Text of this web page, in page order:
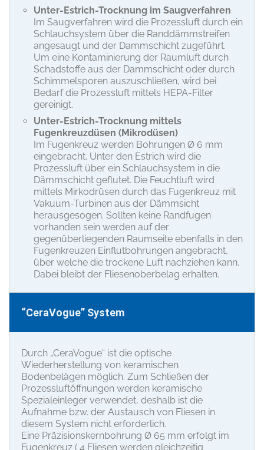
Unter-Estrich-Trocknung im Saugverfahren
Im Saugverfahren wird die Prozessluft durch ein
Schlauchsystem über die Randdämmstreifen
angesaugt und der Dammschicht zugeführt.
Um eine Kontaminierung der Raumluft durch
Schadstoffe aus der Dammschicht oder durch
Schimmelsporen auszuschließen, wird bei
Bedarf die Prozessluft mittels HEPA-Filter
gereinigt.
Unter-Estrich-Trocknung mittels
Fugenkreuzdüsen (Mikrodüsen)
Im Fugenkreuz werden Bohrungen Ø 6 mm
eingebracht. Unter den Estrich wird die
Prozessluft über ein Schlauchsystem in die
Dämmschicht geflutet. Die Feuchtluft wird
mittels Mirkodrüsen durch das Fugenkreuz mit
Vakuum-Turbinen aus der Dämmsicht
herausgesogen. Sollten keine Randfugen
vorhanden sein werden auf der
gegenüberliegenden Raumseite ebenfalls in den
Fugenkreuzen Einflutbohrungen angebracht,
über welche die trockene Luft nachziehen kann.
Dabei bleibt der Fliesenoberbelag erhalten.
“CeraVogue” System
Durch „CeraVogue“ ist die optische
Wiederherstellung von keramischen
Bodenbelägen möglich. Zum Schließen der
Prozessluftöffnungen werden keramische
Spezialeinleger verwendet, deshalb ist die
Aufnahme bzw. der Austausch von Fliesen in
diesem System nicht erforderlich.
Eine Präzisionskernbohrung Ø 65 mm erfolgt im
Fugenkreuz ( 4 Fliesen werden gleichzeitig